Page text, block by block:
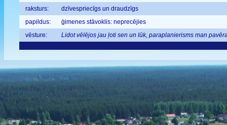
raksturs:
dzīvespriecīgs un draudzīgs
papildus:
ģimenes stāvoklis: neprecējies
vēsture:
Lidot vēlējos jau ļoti sen un lūk, paraplanierisms man